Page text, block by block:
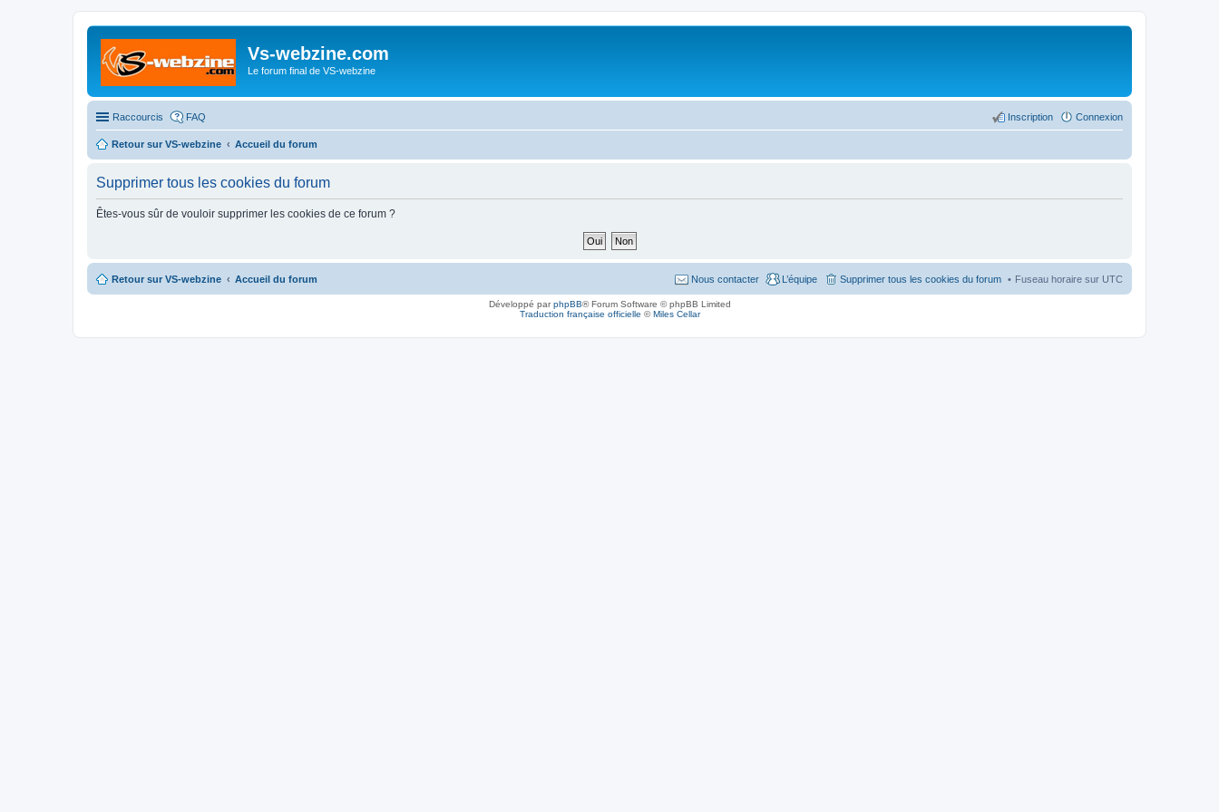
Vs-webzine.com
Le forum final de VS-webzine
Raccourcis FAQ Connexion
Inscription
Retour sur VS-webzine Accueil du forum
Supprimer tous les cookies du forum
Êtes-vous sûr de vouloir supprimer les cookies de ce forum ?
Retour sur VS-webzine Accueil du forum Fuseau horaire sur UTC
Supprimer tous les cookies du forum
L’équipe
Nous contacter
Développé parphpBB® Forum Software © phpBB Limited
Traduction française officielle ©Miles Cellar